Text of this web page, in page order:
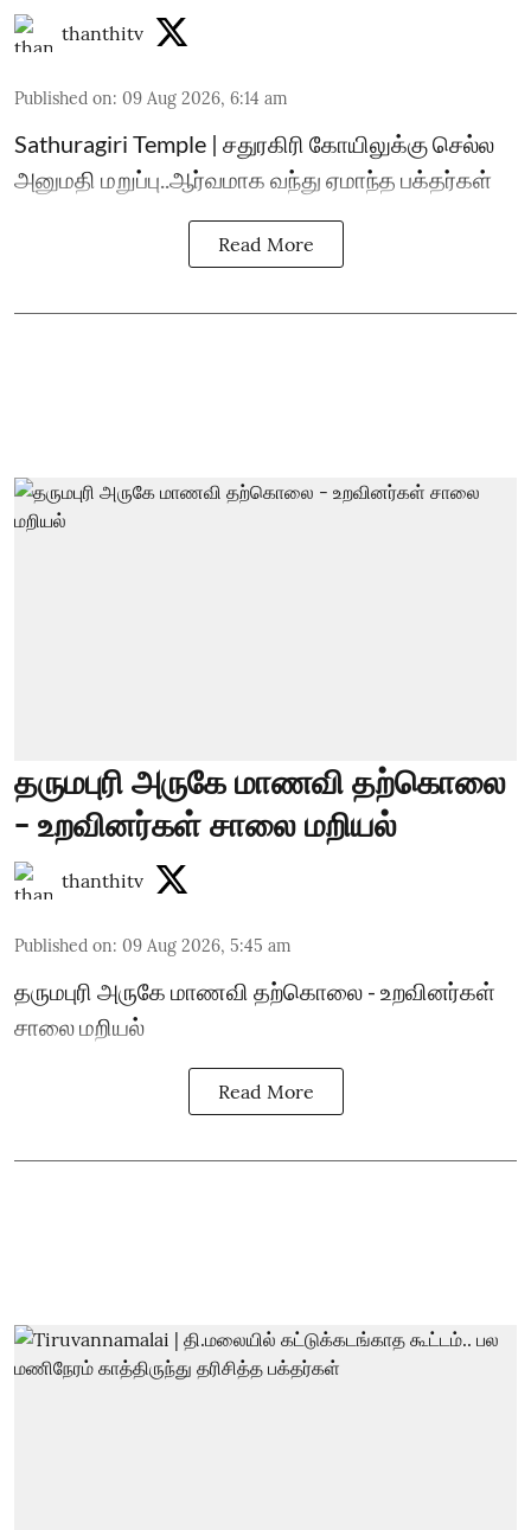
thanthitv
Published on: 09 Aug 2026, 6:14 am
Sathuragiri Temple | சதுரகிரி கோயிலுக்கு செல்ல
அனுமதி மறுப்பு..ஆர்வமாக வந்து ஏமாந்த பக்தர்கள்
Read More
தருமபுரி அருகே மாணவி தற்கொலை
- உறவினர்கள் சாலை மறியல்
thanthitv
Published on: 09 Aug 2026, 5:45 am
தருமபுரி அருகே மாணவி தற்கொலை - உறவினர்கள்
சாலை மறியல்
Read More